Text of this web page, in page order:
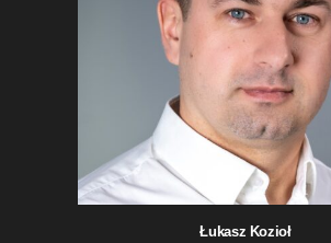
Łukasz Kozioł